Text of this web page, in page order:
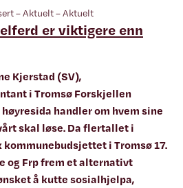
– Aktuelt – Aktuelt
er viktigere enn
Kjerstad (SV),
i Tromsø Forskjellen
handler om hvem sine
skal løse. Da flertallet i
i Tromsø 17.
og Frp frem et alternativt
å kutte sosialhjelpa,